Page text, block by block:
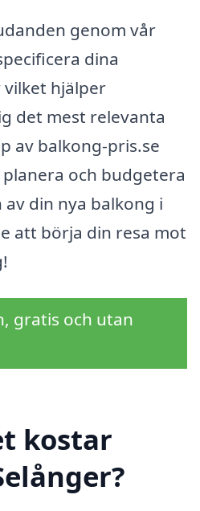
genom vår
dina
vilket hjälper
det mest relevanta
av balkong-pris.se
och budgetera
din nya balkong i
att börja din resa mot
gratis och utan
kostar